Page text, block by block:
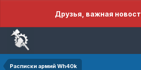
Друзья, важная
Расписки армий Wh40k